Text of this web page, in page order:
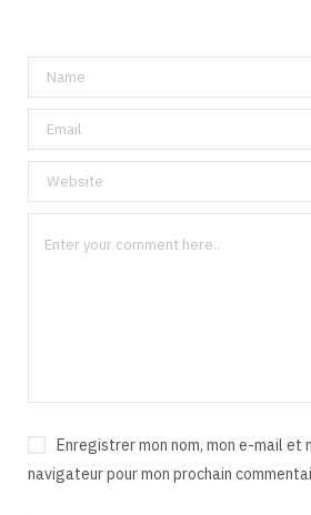
Enregistrer mon nom, mon e-mail et
navigateur pour mon prochain